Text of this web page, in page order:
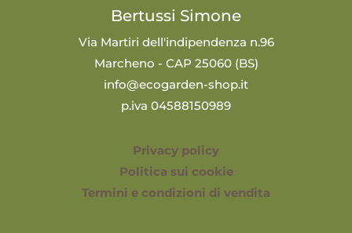
Bertussi Simone
Via Martiri dell'indipendenza n.96
Marcheno - CAP 25060 (BS)
info@ecogarden-shop.it
p.iva 04588150989
Privacy policy
Politica sui cookie
Termini e condizioni di vendita